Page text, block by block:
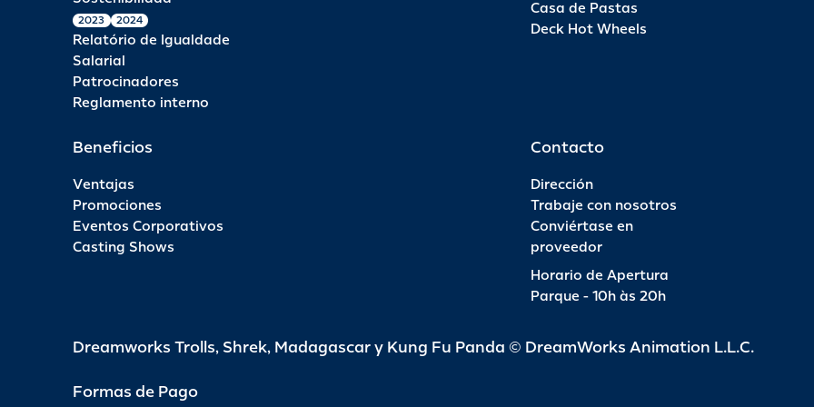
2023 2024
Relatório de Igualdade
Salarial
Patrocinadores
Reglamento interno
Casa de Pastas
Deck Hot Wheels
Beneficios
Ventajas
Promociones
Eventos Corporativos
Casting Shows
Contacto
Dirección
Trabaje con nosotros
Conviértase en
proveedor
Horario de Apertura
Parque - 10h às 20h
Dreamworks Trolls, Shrek, Madagascar y Kung Fu Panda © DreamWorks Animation L.L.C.
Formas de Pago